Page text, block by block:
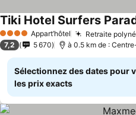
4 Étoiles Appart’hôtel Retraite
Tiki Hotel Surfers
7,2 5 670 à 0.5 km de :
Sélectionnez des dates pour
les prix exacts